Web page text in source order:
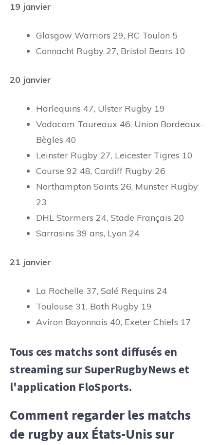
19 janvier
Glasgow Warriors 29, RC Toulon 5
Connacht Rugby 27, Bristol Bears 10
20 janvier
Harlequins 47, Ulster Rugby 19
Vodacom Taureaux 46, Union Bordeaux-
Bègles 40
Leinster Rugby 27, Leicester Tigres 10
Course 92 48, Cardiff Rugby 26
Northampton Saints 26, Munster Rugby
23
DHL Stormers 24, Stade Français 20
Sarrasins 39 ans, Lyon 24
21 janvier
La Rochelle 37, Salé Requins 24
Toulouse 31, Bath Rugby 19
Aviron Bayonnais 40, Exeter Chiefs 17
Tous ces matchs sont diffusés en
streaming sur SuperRugbyNews et
l'application FloSports.
Comment regarder les matchs
de rugby aux États-Unis sur